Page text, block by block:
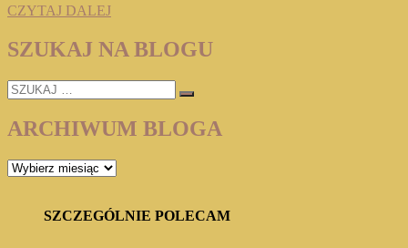
CZYTAJ DALEJFREIDA
„NIE
KŁAM”
SZUKAJ NA BLOGU
SZUKAJ
…
ARCHIWUM BLOGA
ARCHIWUM
SZCZEGÓLNIE POLECAM